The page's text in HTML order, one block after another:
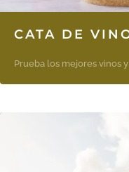
CATA DE
Prueba los mejores vinos